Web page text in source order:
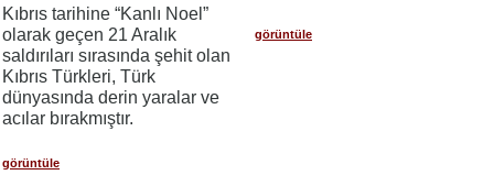
Kıbrıs tarihine “Kanlı Noel”
olarak geçen 21 Aralık
saldırıları sırasında şehit olan
Kıbrıs Türkleri, Türk
dünyasında derin yaralar ve
acılar bırakmıştır.
görüntüle
görüntüle